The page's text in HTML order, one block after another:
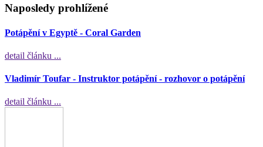
Naposledy prohlížené
Potápění v Egyptě - Coral Garden
detail článku ...
Vladimír Toufar - Instruktor potápění - rozhovor o potápění
detail článku ...